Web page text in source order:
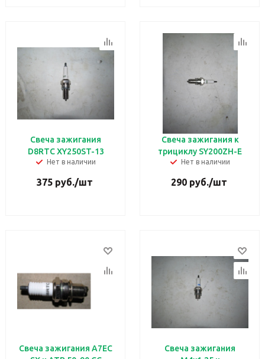
Свеча зажигания
D8RTC XY250ST-13
Нет в наличии
375руб./шт
Свеча зажигания к
трициклу SY200ZH-E
Нет в наличии
290руб./шт
Свеча зажигания А7ЕС
Свеча зажигания